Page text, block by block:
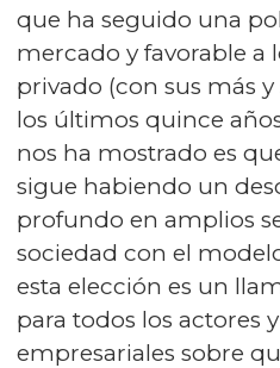
que ha seguido una
mercado y favorable a
privado (con sus más
los últimos quince
nos ha mostrado es
sigue habiendo un
profundo en amplios
sociedad con el
esta elección es un
para todos los actores
empresariales sobre